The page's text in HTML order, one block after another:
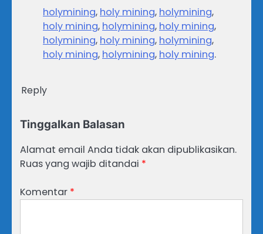
holymining, holy mining, holymining,
holy mining, holymining, holy mining,
holymining, holy mining, holymining,
holy mining, holymining, holy mining.
Reply
Tinggalkan Balasan
Alamat email Anda tidak akan dipublikasikan.
Ruas yang wajib ditandai *
Komentar *